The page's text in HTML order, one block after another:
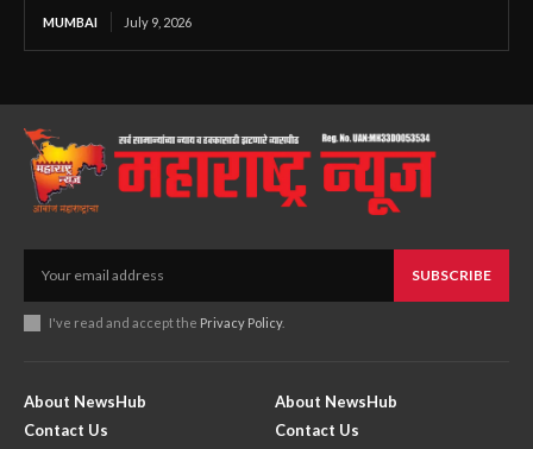
MUMBAI July 9, 2026
SUBSCRIBE
I've read and accept the Privacy Policy.
About NewsHub
Contact Us
About NewsHub
Contact Us